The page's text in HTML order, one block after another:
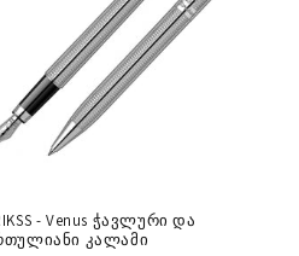
- Venus ჭავლური და
კალამი